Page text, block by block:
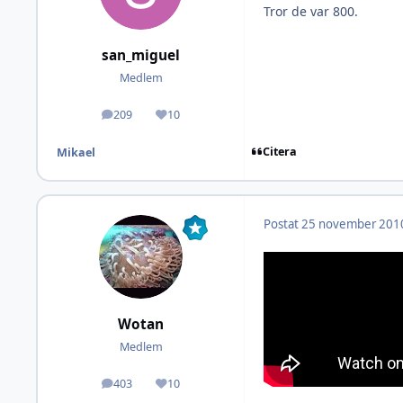
san_miguel
Medlem
209
Inlägg 10
Omdöme
Mikael
Tror de var 800.
Citera
Wotan
Medlem
403
Inlägg 10
Omdöme
Postat25 november